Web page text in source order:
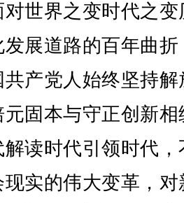
世界之变时代之
展道路的百年曲
产党人始终坚持
固本与守正创新
读时代引领时代
实的伟大变革，